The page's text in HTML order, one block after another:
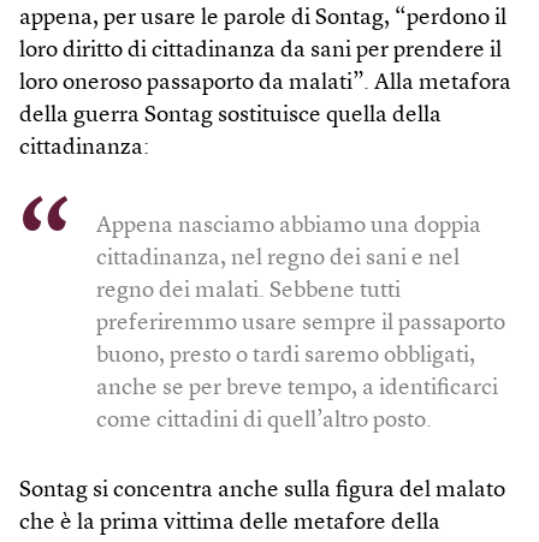
appena, per usare le parole di Sontag, “perdono il
loro diritto di cittadinanza da sani per prendere il
loro oneroso passaporto da malati”. Alla metafora
della guerra Sontag sostituisce quella della
cittadinanza:
Appena nasciamo abbiamo una doppia
cittadinanza, nel regno dei sani e nel
regno dei malati. Sebbene tutti
preferiremmo usare sempre il passaporto
buono, presto o tardi saremo obbligati,
anche se per breve tempo, a identificarci
come cittadini di quell’altro posto.
Sontag si concentra anche sulla figura del malato
che è la prima vittima delle metafore della